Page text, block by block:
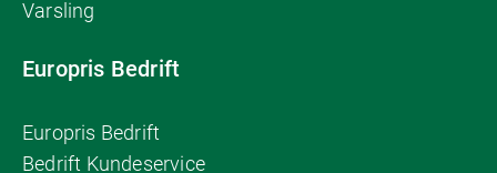
Varsling
Europris Bedrift
Europris Bedrift
Bedrift Kundeservice